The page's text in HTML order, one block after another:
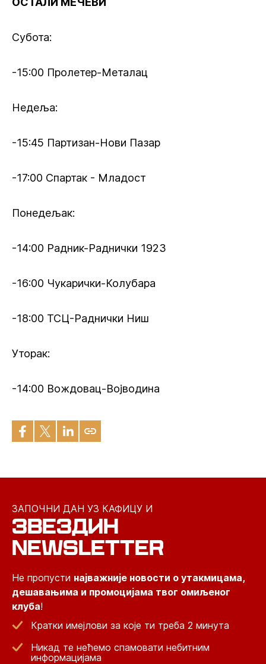
Субота:
-15:00 Пролетер-Металац
Недеља:
-15:45 Партизан-Нови Пазар
-17:00 Спартак - Младост
Понедељак:
-14:00 Радник-Раднички 1923
-16:00 Чукарички-Колубара
-18:00 ТСЦ-Раднички Ниш
Уторак:
-14:00 Вождовац-Војводина
ЗАПОЧНИ ДАН УЗ КАФИЦУ И
ЗВЕЗДИН
NEWSLETTER
Не пропусти најважније новости о утакмицама,
дешавањима и промоцијама твог омиљеног
клуба!
Кратки имејлови за које ти треба 2 минута
Никад те нећемо спамовати небитним
информацијама